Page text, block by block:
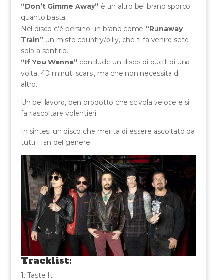
“Don’t Gimme Away” è un altro bel brano sporco
quanto basta.
Nel disco c’è persino un brano come “Runaway
Train” un misto country/billy, che ti fa venire sete
solo a sentirlo.
“If You Wanna” conclude un disco di quelli di una
volta, 40 minuti scarsi, ma che non necessita di
altro.
Un bel lavoro, ben prodotto che scivola veloce e si
fa riascoltare volentieri.
In sintesi un disco che merita di essere ascoltato da
tutti i fan del genere.
Tracklist:
1. Taste It